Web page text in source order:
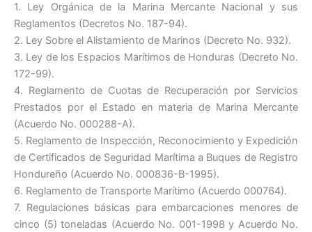
1. Ley Orgánica de la Marina Mercante Nacional y sus
Reglamentos (Decretos No. 187-94).
2. Ley Sobre el Alistamiento de Marinos (Decreto No. 932).
3. Ley de los Espacios Marítimos de Honduras (Decreto No.
172-99).
4. Reglamento de Cuotas de Recuperación por Servicios
Prestados por el Estado en materia de Marina Mercante
(Acuerdo No. 000288-A).
5. Reglamento de Inspección, Reconocimiento y Expedición
de Certificados de Seguridad Marítima a Buques de Registro
Hondureño (Acuerdo No. 000836-B-1995).
6. Reglamento de Transporte Marítimo (Acuerdo 000764).
7. Regulaciones básicas para embarcaciones menores de
cinco (5) toneladas (Acuerdo No. 001-1998 y Acuerdo No.